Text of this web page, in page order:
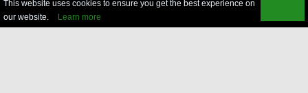
This website uses cookies to ensure you get the best experience on
our website.
Learn more